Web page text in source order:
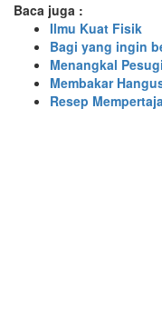
Baca juga :
Ilmu Kuat Fisik
Bagi yang ingin
Menangkal
Membakar
Resep